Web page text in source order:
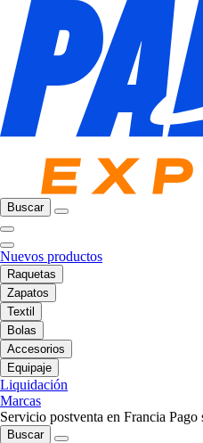
Buscar
Nuevos productos
Raquetas
Zapatos
Textil
Bolas
Accesorios
Equipaje
Liquidación
Marcas
Servicio postventa en Francia Pago
Buscar